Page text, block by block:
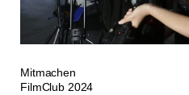
Mitmachen
FilmClub 2024